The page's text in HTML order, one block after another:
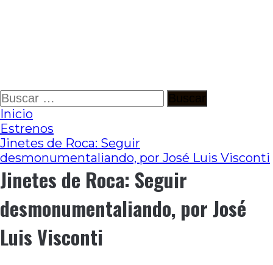
Ir
al
contenido
Buscar:
Inicio
Estrenos
Jinetes de Roca: Seguir
desmonumentaliando, por José Luis Visconti
Jinetes de Roca: Seguir
desmonumentaliando, por José
Luis Visconti